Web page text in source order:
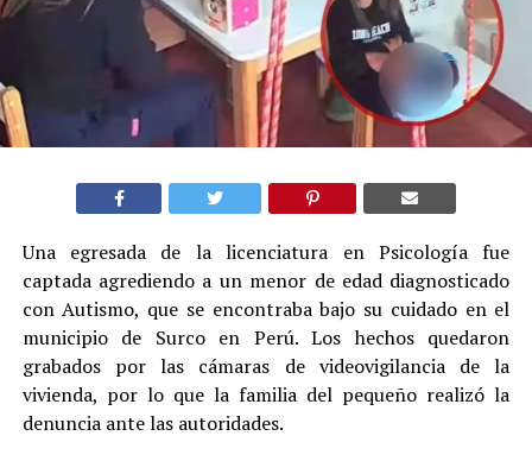
Una egresada de la licenciatura en Psicología fue
captada agrediendo a un menor de edad diagnosticado
con Autismo, que se encontraba bajo su cuidado en el
municipio de Surco en Perú. Los hechos quedaron
grabados por las cámaras de videovigilancia de la
vivienda, por lo que la familia del pequeño realizó la
denuncia ante las autoridades.